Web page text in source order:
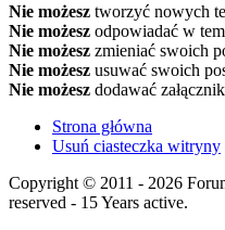
Nie możesz tworzyć nowych
Nie możesz odpowiadać w
Nie możesz zmieniać swoich
Nie możesz usuwać swoich
Nie możesz dodawać
Strona główna
Usuń ciasteczka witryny
Copyright © 2011 - 2026
reserved - 15 Years active.